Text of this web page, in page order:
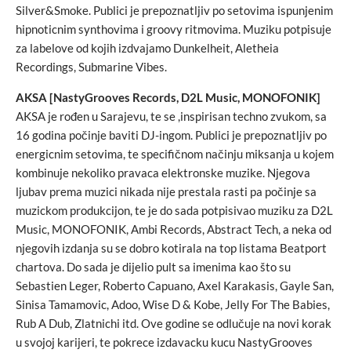
Silver&Smoke. Publici je prepoznatljiv po setovima ispunjenim
hipnoticnim synthovima i groovy ritmovima. Muziku potpisuje
za labelove od kojih izdvajamo Dunkelheit, Aletheia
Recordings, Submarine Vibes.
AKSA [NastyGrooves Records, D2L Music, MONOFONIK]
AKSA je rođen u Sarajevu, te se ,inspirisan techno zvukom, sa
16 godina počinje baviti DJ-ingom. Publici je prepoznatljiv po
energicnim setovima, te specifičnom načinju miksanja u kojem
kombinuje nekoliko pravaca elektronske muzike. Njegova
ljubav prema muzici nikada nije prestala rasti pa počinje sa
muzickom produkcijon, te je do sada potpisivao muziku za D2L
Music, MONOFONIK, Ambi Records, Abstract Tech, a neka od
njegovih izdanja su se dobro kotirala na top listama Beatport
chartova. Do sada je dijelio pult sa imenima kao što su
Sebastien Leger, Roberto Capuano, Axel Karakasis, Gayle San,
Sinisa Tamamovic, Adoo, Wise D & Kobe, Jelly For The Babies,
Rub A Dub, Zlatnichi itd. Ove godine se odlučuje na novi korak
u svojoj karijeri, te pokrece izdavacku kucu NastyGrooves